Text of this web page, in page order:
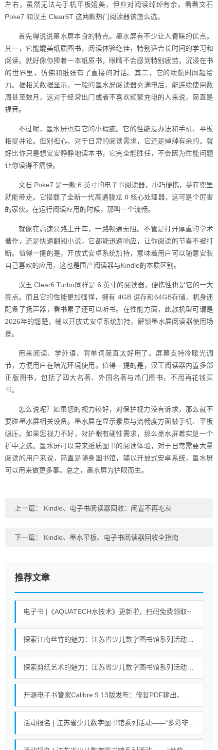
左右，虽然无法与手机平板媲美，但应对阅读绰绰有余。看看文石
Poke7 和汉王 Clear6T 这两款热门阅读器该怎么选。
首先得说说墨水屏本身的特点。墨水屏有不少让人青睐的优点。
其一，它能媲美纸质图书，阅读体验绝佳，特别适合长时间的学习和
阅读。就好像你捧着一本纸质书，眼睛不会感到特别疲劳，沉浸在书
的世界里，仿佛和纸张有了直接的对话。其二，它的续航时间超给
力。据相关数据显示，一般的墨水屏阅读器充满电后，能连续使用数
周甚至数月，这对于经常出门或者不喜欢频繁充电的人来说，简直是
福音。
不过呢，墨水屏也有它的小瑕疵。它的性能没办法和手机、平板
相提并论。但别担心，对于日常的阅读需求，它还是绰绰有余的。就
好比你只是想安安静静地读本书，它完全能胜任，不会因为性能问题
让你读得不痛快。
文石 Poke7 是一款 6 英寸的电子书阅读器，小巧便携，揣在兜里
就能带走。它搭载了全新一代高通骁龙 8 核心处理器，这可是个厉害
的家伙。在运行阅读应用的时候，那叫一个流畅。
就像在高速公路上开车，一路畅通无阻。不管是打开厚重的学术
著作，还是快速翻阅小说，它都能迅速响应，让你阅读的节奏不被打
断。值得一提的是，开放式安卓系统加持，意味着用户可以随意安装
自己喜欢的应用，这也是国产阅读器与Kindle的本质区别。
汉王 Clear6 Turbo同样是 6 英寸的阅读器，便携性也是它的一大
亮点。而且它的性能更加强悍，拥有 4GB 运存和64GB存储，机身还
配备了扬声器，看书累了还可以听书。在性能方面，此款机型可谓是
2026年的翘楚，辅以开放式安卓系统加持，解锁墨水屏阅读器使用场
景。
用来阅读、学外语、背单词简直太好用了。屏幕支持冷暖光调
节，方便用户在暗光环境使用。值得一提的是，汉王阅读器内置多部
正版图书，包括了四大名著、外国名著与热门图书，不用再花钱买
书。
怎么说呢？如果您的视力较好，对保护视力没有诉求，那么就不
要碰墨水屏相关设备。墨水屏在显示素质与流畅度方面被手机、平板
碾压。如果您视力不好，对护眼有硬性需求，那么墨水屏着实是一个
折中之选。墨水屏可以带来纸质图书的阅读体验，对于日常需要大量
阅读的用户来说，简直是随身图书馆，辅以开放式安卓系统，墨水屏
可以用来做更多事。总之，墨水屏为护眼而生。
上一篇： Kindle、电子书阅读器回收：闲置不再吃灰
下一篇： Kindle、墨水平板、电子书阅读器回收全指南
推荐文章
电子书 |《AQUATECH水技术》更新啦，扫码免费领取~